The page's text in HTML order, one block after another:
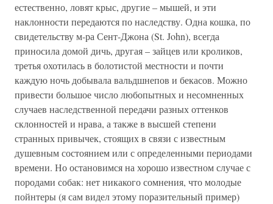
естественно, ловят крыс, другие – мышей, и эти
наклонности передаются по наследству. Одна кошка, по
свидетельству м-ра Сент-Джона (St. John), всегда
приносила домой дичь, другая – зайцев или кроликов,
третья охотилась в болотистой местности и почти
каждую ночь добывала вальдшнепов и бекасов. Можно
привести большое число любопытных и несомненных
случаев наследственной передачи разных оттенков
склонностей и нрава, а также в высшей степени
странных привычек, стоящих в связи с известным
душевным состоянием или с определенными периодами
времени. Но остановимся на хорошо известном случае с
породами собак: нет никакого сомнения, что молодые
пойнтеры (я сам видел этому поразительный пример)